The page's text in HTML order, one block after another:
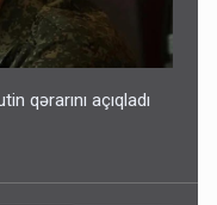
qərarını açıqladı